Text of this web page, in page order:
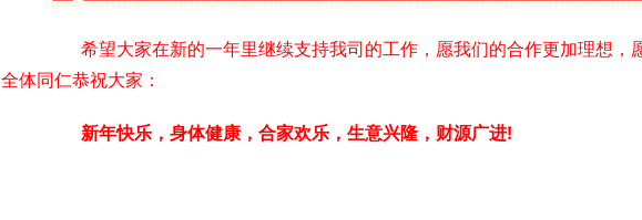
希望大家在新的一年里继续支持我司的工作，愿我们的合作更加理想，
全体同仁恭祝大家：
新年快乐，身体健康，合家欢乐，生意兴隆，财源广进!